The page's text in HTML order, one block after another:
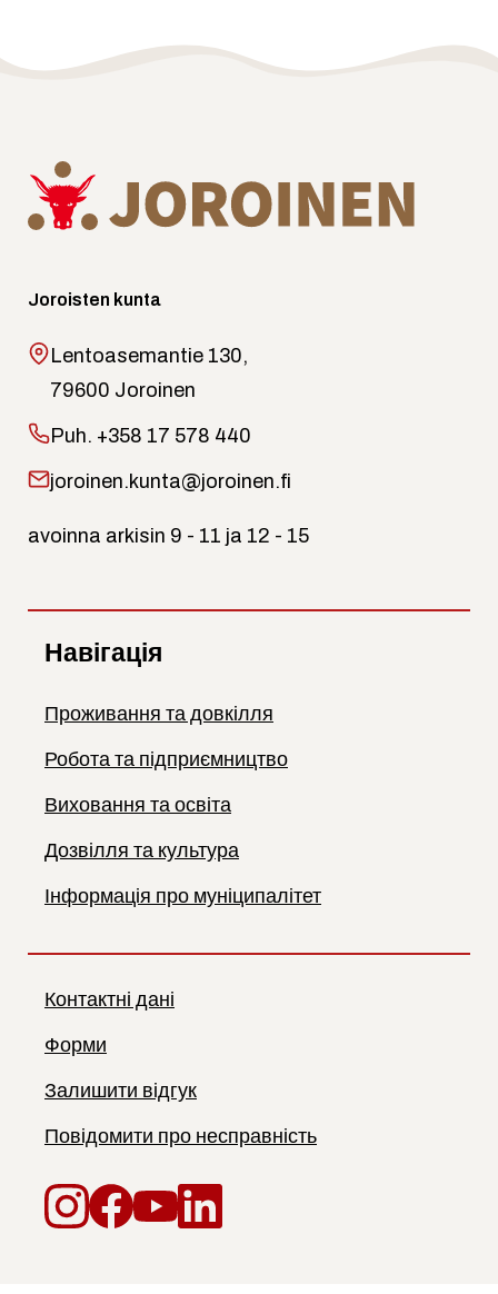
Joroisten kunta
Lentoasemantie 130,
79600 Joroinen
Puh. +358 17 578 440
joroinen.kunta@joroinen.fi
avoinna arkisin 9 - 11 ja 12 - 15
Навігація
Проживання та довкілля
Робота та підприємництво
Виховання та освіта
Дозвілля та культура
Інформація про муніципалітет
Контактні дані
Форми
Залишити відгук
Повідомити про несправність
Instagram
Facebook
YouTube
LinkedIn